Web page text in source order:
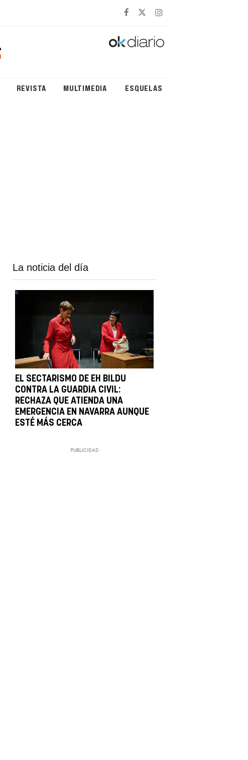
REVISTA MULTIMEDIA ESQUELAS
La noticia del día
EL SECTARISMO DE EH BILDU
CONTRA LA GUARDIA CIVIL:
RECHAZA QUE ATIENDA UNA
EMERGENCIA EN NAVARRA AUNQUE
ESTÉ MÁS CERCA